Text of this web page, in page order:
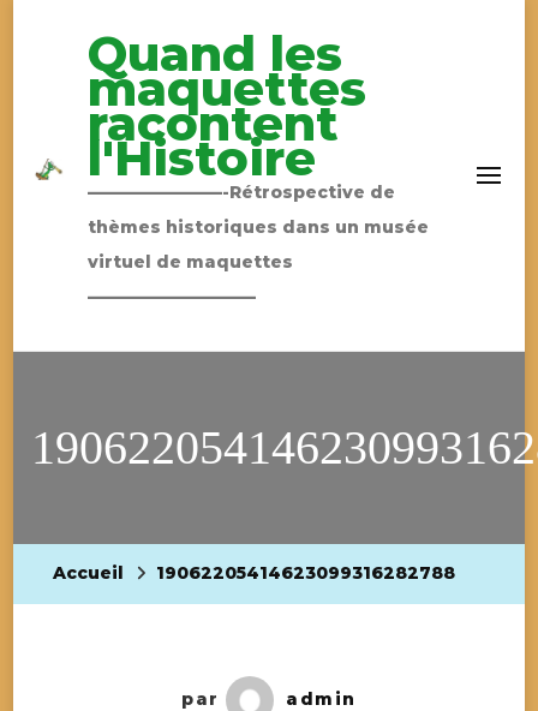
Quand les
maquettes
racontent
l'Histoire
————————-Rétrospective de
thèmes historiques dans un musée
virtuel de maquettes
——————————
Accueil 19062205414623099316282788
par admin